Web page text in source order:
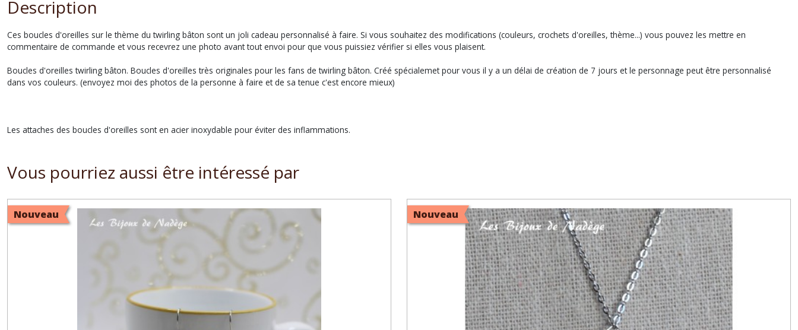
Description
Ces boucles d'oreilles sur le thème du twirling bâton sont un joli cadeau personnalisé à faire. Si vous souhaitez des modifications (couleurs, crochets d'oreilles, thème...) vous pouvez les mettre en
commentaire de commande et vous recevrez une photo avant tout envoi pour que vous puissiez vérifier si elles vous plaisent.
Boucles d'oreilles twirling bâton. Boucles d'oreilles très originales pour les fans de twirling bâton. Créé spécialemet pour vous il y a un délai de création de 7 jours et le personnage peut être personnalisé
dans vos couleurs. (envoyez moi des photos de la personne à faire et de sa tenue c'est encore mieux)
Les attaches des boucles d'oreilles sont en acier inoxydable pour éviter des inflammations.
Vous pourriez aussi être intéressé par
Nouveau Nouveau